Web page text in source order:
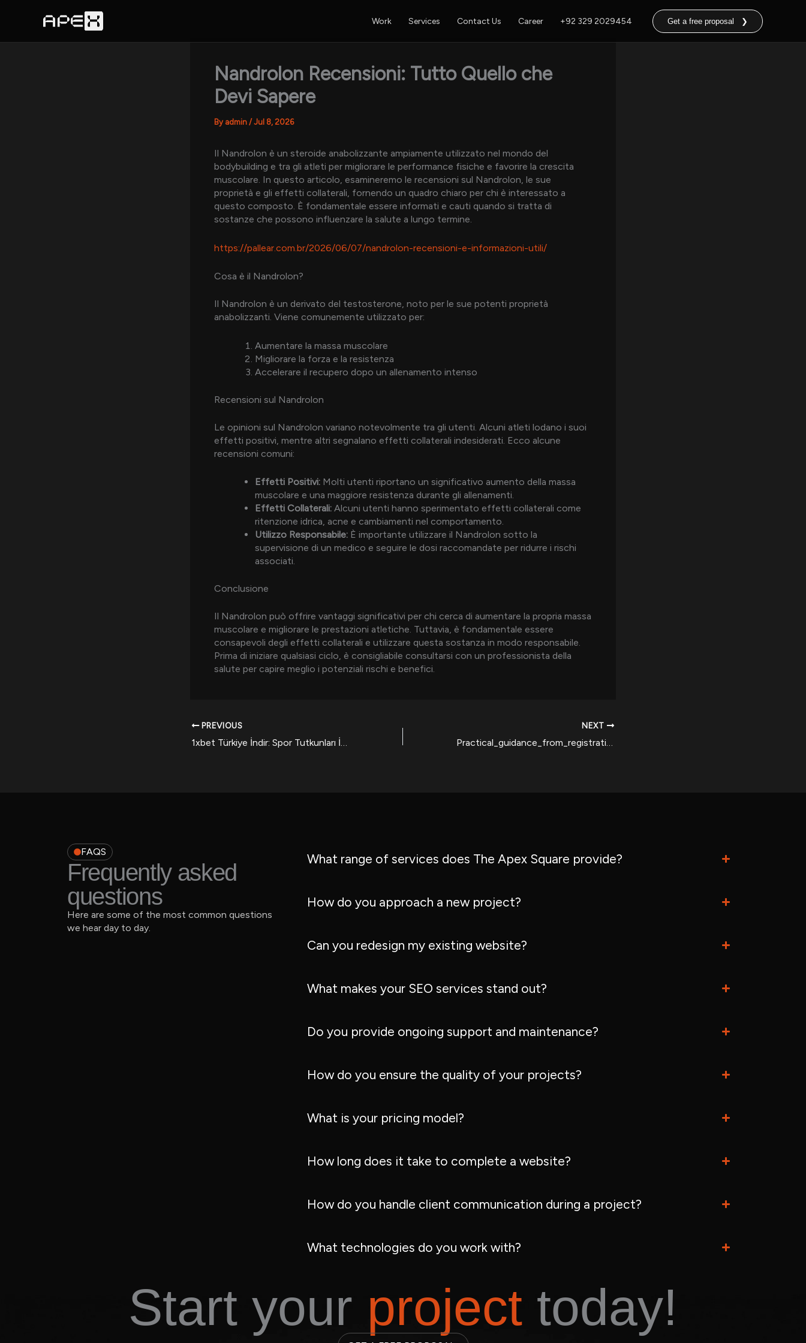
Work Services Contact Us Career +92 329 2029454 Get a free proposal ❯
Nandrolon Recensioni: Tutto Quello che
Devi Sapere
By admin / Jul 8, 2026
Il Nandrolon è un steroide anabolizzante ampiamente utilizzato nel mondo del
bodybuilding e tra gli atleti per migliorare le performance fisiche e favorire la crescita
muscolare. In questo articolo, esamineremo le recensioni sul Nandrolon, le sue
proprietà e gli effetti collaterali, fornendo un quadro chiaro per chi è interessato a
questo composto. È fondamentale essere informati e cauti quando si tratta di
sostanze che possono influenzare la salute a lungo termine.
https://pallear.com.br/2026/06/07/nandrolon-recensioni-e-informazioni-utili/
Cosa è il Nandrolon?
Il Nandrolon è un derivato del testosterone, noto per le sue potenti proprietà
anabolizzanti. Viene comunemente utilizzato per:
Aumentare la massa muscolare
Migliorare la forza e la resistenza
Accelerare il recupero dopo un allenamento intenso
Recensioni sul Nandrolon
Le opinioni sul Nandrolon variano notevolmente tra gli utenti. Alcuni atleti lodano i suoi
effetti positivi, mentre altri segnalano effetti collaterali indesiderati. Ecco alcune
recensioni comuni:
Effetti Positivi: Molti utenti riportano un significativo aumento della massa
muscolare e una maggiore resistenza durante gli allenamenti.
Effetti Collaterali: Alcuni utenti hanno sperimentato effetti collaterali come
ritenzione idrica, acne e cambiamenti nel comportamento.
Utilizzo Responsabile: È importante utilizzare il Nandrolon sotto la
supervisione di un medico e seguire le dosi raccomandate per ridurre i rischi
associati.
Conclusione
Il Nandrolon può offrire vantaggi significativi per chi cerca di aumentare la propria massa
muscolare e migliorare le prestazioni atletiche. Tuttavia, è fondamentale essere
consapevoli degli effetti collaterali e utilizzare questa sostanza in modo responsabile.
Prima di iniziare qualsiasi ciclo, è consigliabile consultarsi con un professionista della
salute per capire meglio i potenziali rischi e benefici.
PREVIOUS
1xbet Türkiye İndir: Spor Tutkunları İçin En Güncel Mobil Uygulama
NEXT
Practical_guidance_from_registration_to_withdrawal_with_bet_99_explained
FAQS
Frequently asked
questions
Here are some of the most common questions
we hear day to day.
What range of services does The Apex Square provide?
How do you approach a new project?
Can you redesign my existing website?
What makes your SEO services stand out?
Do you provide ongoing support and maintenance?
How do you ensure the quality of your projects?
What is your pricing model?
How long does it take to complete a website?
How do you handle client communication during a project?
What technologies do you work with?
Start your project today!